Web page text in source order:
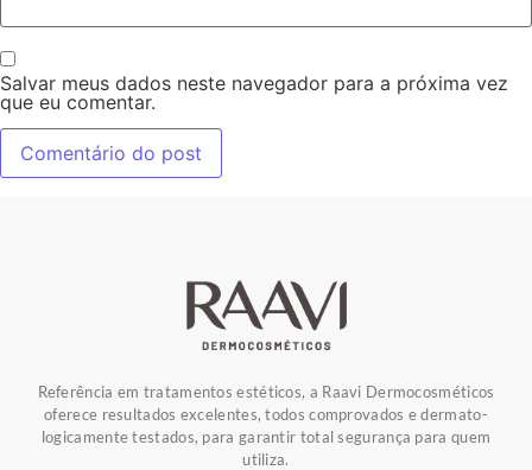
Salvar meus dados neste navegador para a próxima vez
que eu comentar.
Referência em tratamentos estéticos, a Raavi Dermocosméticos
oferece resultados excelentes, todos comprovados e dermato-
logicamente testados, para garantir total segurança para quem
utiliza.